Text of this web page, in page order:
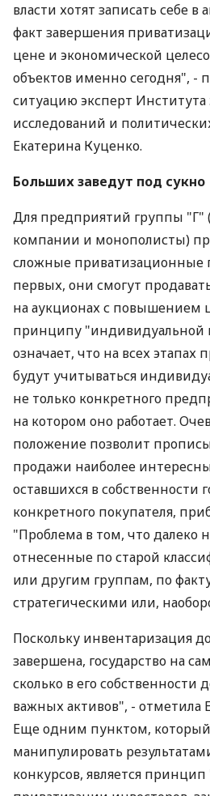
власти хотят записать себе
факт завершения
цене и экономической
объектов именно сегодня", -
ситуацию эксперт
исследований и
Екатерина Куценко.
Больших заведут под сукно
Для предприятий группы "Г"
компании и монополисты)
сложные приватизационные
первых, они смогут
на аукционах с повышением
принципу "индивидуальной
означает, что на всех этапах
будут учитываться
не только конкретного
на котором оно работает.
положение позволит
продажи наиболее
оставшихся в собственности
конкретного покупателя,
"Проблема в том, что далеко
отнесенные по старой
или другим группам, по
стратегическими или,
Поскольку инвентаризация
завершена, государство на
сколько в его собственности
важных активов", - отметила
Еще одним пунктом,
манипулировать
конкурсов, является